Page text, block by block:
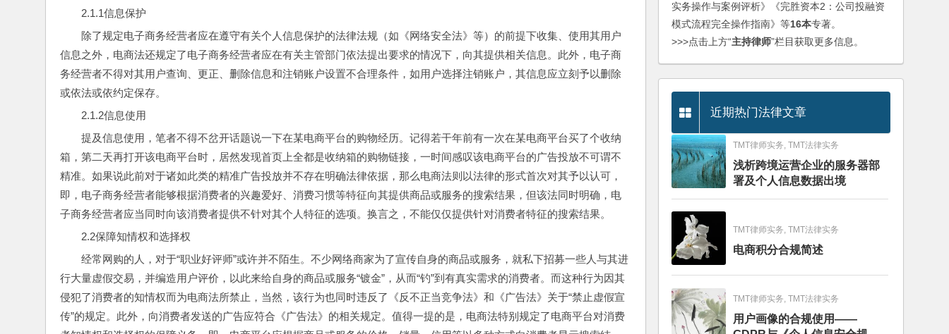
2.1.1信息保护
除了规定电子商务经营者应在遵守有关个人信息保护的法律法规（如《网络安全法》等）的前提下收集、使用其用户
信息之外，电商法还规定了电子商务经营者应在有关主管部门依法提出要求的情况下，向其提供相关信息。此外，电子商
务经营者不得对其用户查询、更正、删除信息和注销账户设置不合理条件，如用户选择注销账户，其信息应立刻予以删除
或依法或依约定保存。
2.1.2信息使用
提及信息使用，笔者不得不岔开话题说一下在某电商平台的购物经历。记得若干年前有一次在某电商平台买了个收纳
箱，第二天再打开该电商平台时，居然发现首页上全都是收纳箱的购物链接，一时间感叹该电商平台的广告投放不可谓不
精准。如果说此前对于诸如此类的精准广告投放并不存在明确法律依据，那么电商法则以法律的形式首次对其予以认可，
即，电子商务经营者能够根据消费者的兴趣爱好、消费习惯等特征向其提供商品或服务的搜索结果，但该法同时明确，电
子商务经营者应当同时向该消费者提供不针对其个人特征的选项。换言之，不能仅仅提供针对消费者特征的搜索结果。
2.2保障知情权和选择权
经常网购的人，对于“职业好评师”或许并不陌生。不少网络商家为了宣传自身的商品或服务，就私下招募一些人与其进
行大量虚假交易，并编造用户评价，以此来给自身的商品或服务“镀金”，从而“钓”到有真实需求的消费者。而这种行为因其
侵犯了消费者的知情权而为电商法所禁止，当然，该行为也同时违反了《反不正当竞争法》和《广告法》关于“禁止虚假宣
传”的规定。此外，向消费者发送的广告应符合《广告法》的相关规定。值得一提的是，电商法特别规定了电商平台对消费
实务操作与案例评析》《完胜资本2：公司投融资
模式流程完全操作指南》等16本专著。
>>>点击上方“主持律师”栏目获取更多信息。
近期热门法律文章
TMT律师实务, TMT法律实务
浅析跨境运营企业的服务器部
署及个人信息数据出境
TMT律师实务, TMT法律实务
电商积分合规简述
TMT律师实务, TMT法律实务
用户画像的合规使用——